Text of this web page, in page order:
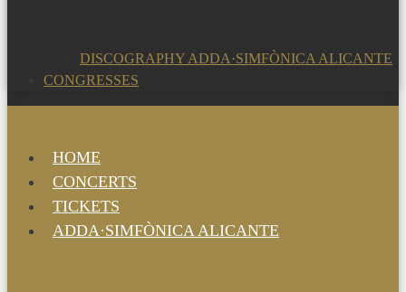
DISCOGRAPHY ADDA·SIMFÒNICA ALICANTE
CONGRESSES
HOME
CONCERTS
TICKETS
ADDA·SIMFÒNICA ALICANTE